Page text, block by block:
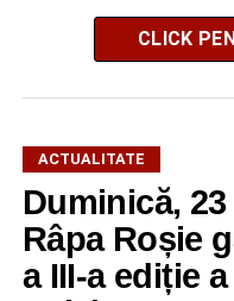
CLICK
ACTUALITATE
Duminică,
Râpa Roșie
a III-a ediție